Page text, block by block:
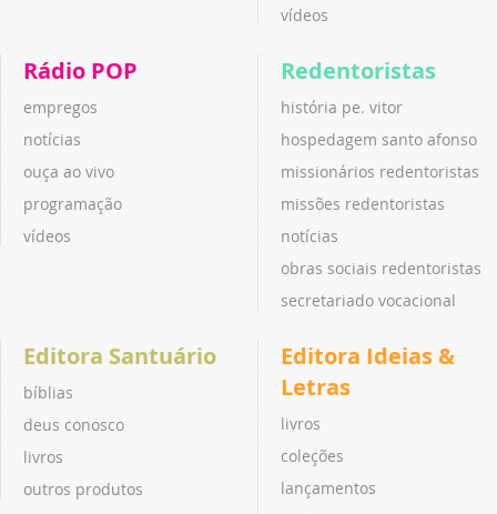
vídeos
Rádio POP
empregos
notícias
ouça ao vivo
programação
vídeos
Redentoristas
história pe. vitor
hospedagem santo afonso
missionários redentoristas
missões redentoristas
notícias
obras sociais redentoristas
secretariado vocacional
Editora Santuário
bíblias
deus conosco
livros
outros produtos
Editora Ideias &
Letras
livros
coleções
lançamentos